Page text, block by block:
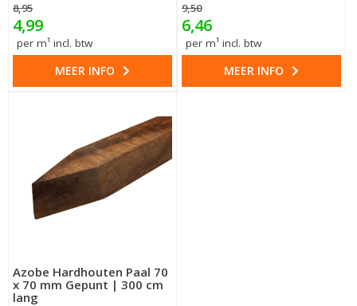
8,95
4,99
per m¹ incl. btw
MEER INFO
9,50
6,46
per m¹ incl. btw
MEER INFO
Azobe Hardhouten Paal 70
x 70 mm Gepunt | 300 cm
lang